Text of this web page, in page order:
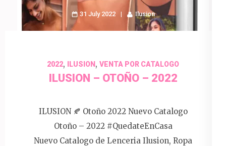
31 July 2022 Ilusion
2022, ILUSION , VENTA POR CATALOGO
ILUSION – OTOÑO – 2022
ILUSION 🍂 Otoño 2022 Nuevo Catalogo
Otoño – 2022 #QuedateEnCasa
Nuevo Catalogo de Lenceria Ilusion, Ropa